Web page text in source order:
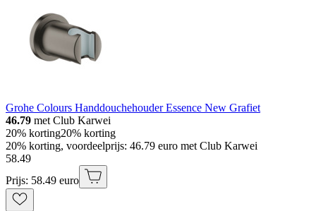
Grohe Colours Handdouchehouder Essence New Grafiet
46.79 met Club Karwei
20% korting20% korting
20% korting, voordeelprijs: 46.79 euro met Club Karwei
58.49
Prijs: 58.49 euro